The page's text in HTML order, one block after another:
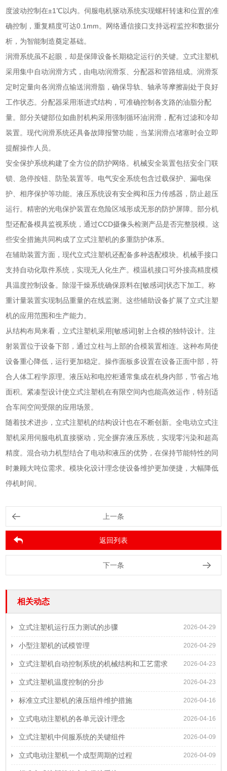
度波动控制在±1℃以内。伺服电机驱动系统实现螺杆转速和位置的准
确控制，重复精度可达0.1mm。网络通信接口支持远程监控和数据分
析，为智能制造奠定基础。
润滑系统虽不起眼，却是保障设备长期稳定运行的关键。立式注塑机
采用集中自动润滑方式，由电动润滑泵、分配器和管路组成。润滑泵
定时定量向各润滑点输送润滑脂，确保导轨、轴承等摩擦副处于良好
工作状态。分配器采用渐进式结构，可准确控制各支路的油脂分配
量。部分关键部位如曲肘机构采用强制循环油润滑，配有过滤和冷却
装置。现代润滑系统还具备故障报警功能，当某润滑点堵塞时会立即
提醒操作人员。
安全保护系统构建了全方位的防护网络。机械安全装置包括安全门联
锁、急停按钮、防坠装置等。电气安全系统包含过载保护、漏电保
护、相序保护等功能。液压系统设有安全阀和压力传感器，防止超压
运行。精密的光电保护装置在危险区域形成无形的防护屏障。部分机
型还配备模具监视系统，通过CCD摄像头检测产品是否完整脱模。这
些安全措施共同构成了立式注塑机的多重防护体系。
在辅助装置方面，现代立式注塑机还配备多种选配模块。机械手接口
支持自动化取件系统，实现无人化生产。模温机接口可外接高精度模
具温度控制设备。除湿干燥系统确保原料在[敏感词]状态下加工。称
重计量装置实现制品重量的在线监测。这些辅助设备扩展了立式注塑
机的应用范围和生产能力。
从结构布局来看，立式注塑机采用[敏感词]射上合模的独特设计。注
射装置位于设备下部，通过立柱与上部的合模装置相连。这种布局使
设备重心降低，运行更加稳定。操作面板多设置在设备正面中部，符
合人体工程学原理。液压站和电控柜通常集成在机身内部，节省占地
面积。紧凑型设计使立式注塑机在有限空间内也能高效运作，特别适
合车间空间受限的应用场景。
随着技术进步，立式注塑机的结构设计也在不断创新。全电动立式注
塑机采用伺服电机直接驱动，完全摒弃液压系统，实现零污染和超高
精度。混合动力机型结合了电动和液压的优势，在保持节能特性的同
时兼顾大吨位需求。模块化设计理念使设备维护更加便捷，大幅降低
停机时间。
上一条
返回列表
下一条
相关动态
2026-04-29
立式注塑机运行压力测试的步骤
2026-04-29
小型注塑机的试模管理
2026-04-23
立式注塑机自动控制系统的机械结构和工艺需求
2026-04-23
立式注塑机温度控制的分步
2026-04-16
标准立式注塑机的液压组件维护措施
2026-04-16
立式电动注塑机的各单元设计理念
2026-04-09
立式注塑机中伺服系统的关键组件
2026-04-09
立式电动注塑机一个成型周期的过程